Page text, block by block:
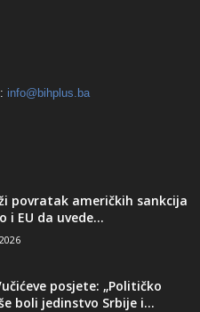
info@bihplus.ba
povratak američkih sankcija
i EU da uvede...
posjete: „Političko
boli jedinstvo Srbije i...